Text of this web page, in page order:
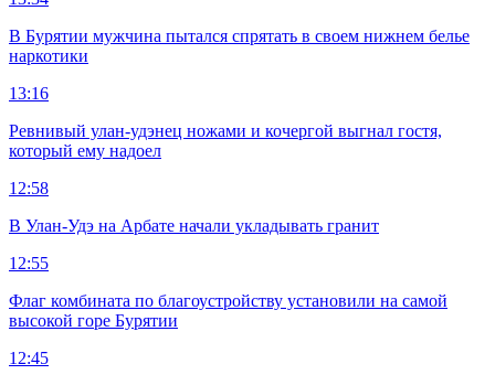
В Бурятии мужчина пытался спрятать в своем нижнем белье
наркотики
13:16
Ревнивый улан-удэнец ножами и кочергой выгнал гостя,
который ему надоел
12:58
В Улан-Удэ на Арбате начали укладывать гранит
12:55
Флаг комбината по благоустройству установили на самой
высокой горе Бурятии
12:45